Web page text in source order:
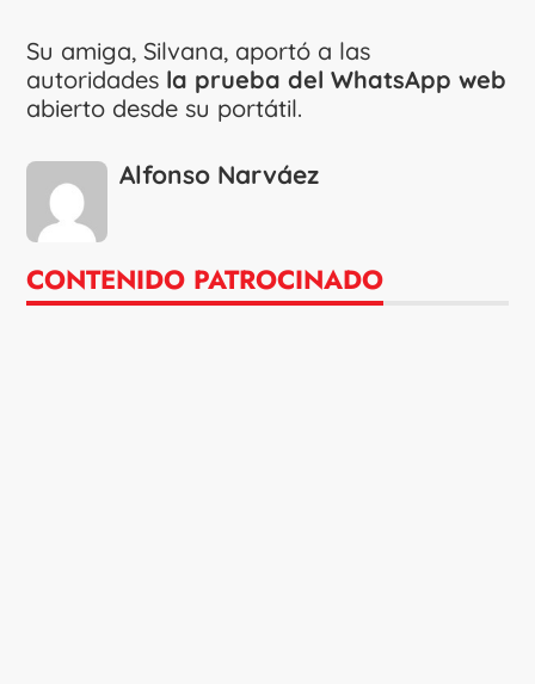
Su amiga, Silvana, aportó a las
autoridades la prueba del WhatsApp web
abierto desde su portátil.
Alfonso Narváez
CONTENIDO PATROCINADO